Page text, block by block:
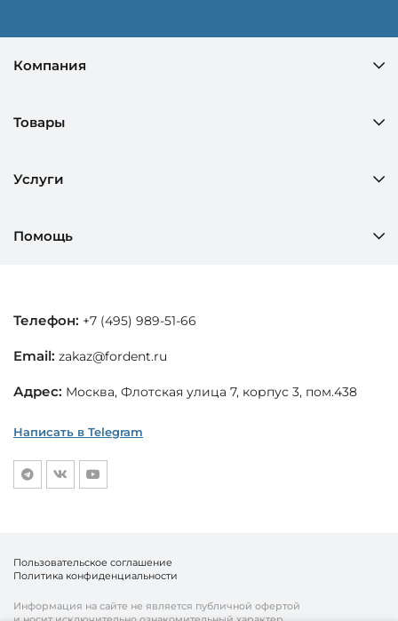
Компания
Товары
Услуги
Помощь
Телефон: +7 (495) 989-51-66
Email: zakaz@fordent.ru
Адрес: Москва, Флотская улица 7, корпус 3, пом.438
Написать в Telegram
Информация на сайте не является публичной офертой
Пользовательское соглашение
Политика конфиденциальности